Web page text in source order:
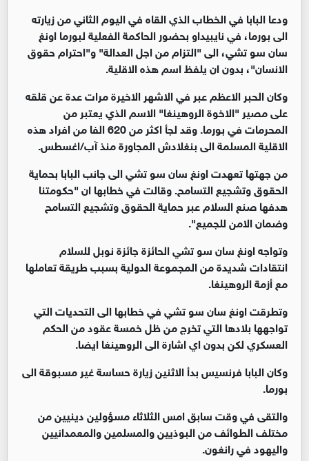
ودعا البابا في الخطاب الذي القاه في اليوم الثاني من زيارته
الى بورما، في نايبيداو بحضور الحاكمة الفعلية لبورما اونغ
سان سو تشي، الى "التزام من اجل العدالة" و"احترام حقوق
الانسان"، بدون ان يلفظ اسم هذه الاقلية.
وكان الحبر الاعظم عبر في الاشهر الاخيرة مرات عدة عن قلقه
على مصير "الاخوة الروهينغا" الاسم الذي يعتبر من
المحرمات في بورما. وقد لجأ اكثر من 620 الفا من افراد هذه
الاقلية المسلمة الى بنغلادش المجاورة منذ آب/اغسطس.
من جهتها تعهدت اونغ سان سو تشي الى جانب البابا بحماية
الحقوق وتشجيع التسامح. وقالت في خطابها ان "حكومتنا
هدفها صنع السلام عبر حماية الحقوق وتشجيع التسامح
وضمان الامن للجميع".
وتواجه اونغ سان سو تشي الحائزة جائزة نوبل للسلام
انتقادات شديدة من المجموعة الدولية بسبب طريقة تعاملها
مع أزمة الروهينغا.
وتطرقت اونغ سان سو تشي في خطابها الى التحديات التي
تواجهها بلادها التي تخرج من ظل خمسة عقود من الحكم
العسكري لكن بدون اي اشارة الى الروهينغا ايضا.
وكان البابا فرنسيس بدأ الاثنين زيارة حساسة غير مسبوقة الى
بورما.
والتقى في وقت سابق امس الثلاثاء مسؤولين دينيين من
مختلف الطوائف من البوذيين والمسلمين والمعمدانيين
واليهود في رانغون.